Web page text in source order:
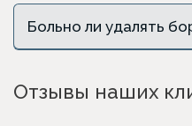
Больно ли удалять
Отзывы наших